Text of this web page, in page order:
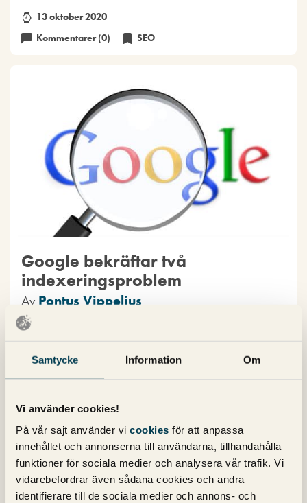
Samtycke Information Om
Vi använder cookies!
På vår sajt använder vi cookies för att anpassa
innehållet och annonserna till användarna, tillhandahålla
funktioner för sociala medier och analysera vår trafik. Vi
vidarebefordrar även sådana cookies och andra
identifierare till de sociala medier och annons- och
13 oktober 2020
Kommentarer (0)
SEO
Google bekräftar två
indexeringsproblem
Av Pontus Vippelius
Har ni haft indexeringsproblem på Google sista veckan?
Det här kan vara svaret på ert problem som Google
bekräftar.
Kommentarer (0)